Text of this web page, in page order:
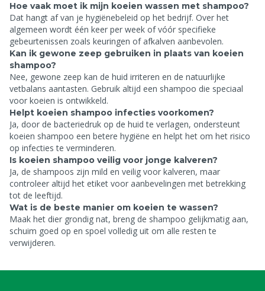
Hoe vaak moet ik mijn koeien wassen met shampoo?
Dat hangt af van je hygiënebeleid op het bedrijf. Over het
algemeen wordt één keer per week of vóór specifieke
gebeurtenissen zoals keuringen of afkalven aanbevolen.
Kan ik gewone zeep gebruiken in plaats van koeien
shampoo?
Nee, gewone zeep kan de huid irriteren en de natuurlijke
vetbalans aantasten. Gebruik altijd een shampoo die speciaal
voor koeien is ontwikkeld.
Helpt koeien shampoo infecties voorkomen?
Ja, door de bacteriedruk op de huid te verlagen, ondersteunt
koeien shampoo een betere hygiëne en helpt het om het risico
op infecties te verminderen.
Is koeien shampoo veilig voor jonge kalveren?
Ja, de shampoos zijn mild en veilig voor kalveren, maar
controleer altijd het etiket voor aanbevelingen met betrekking
tot de leeftijd.
Wat is de beste manier om koeien te wassen?
Maak het dier grondig nat, breng de shampoo gelijkmatig aan,
schuim goed op en spoel volledig uit om alle resten te
verwijderen.